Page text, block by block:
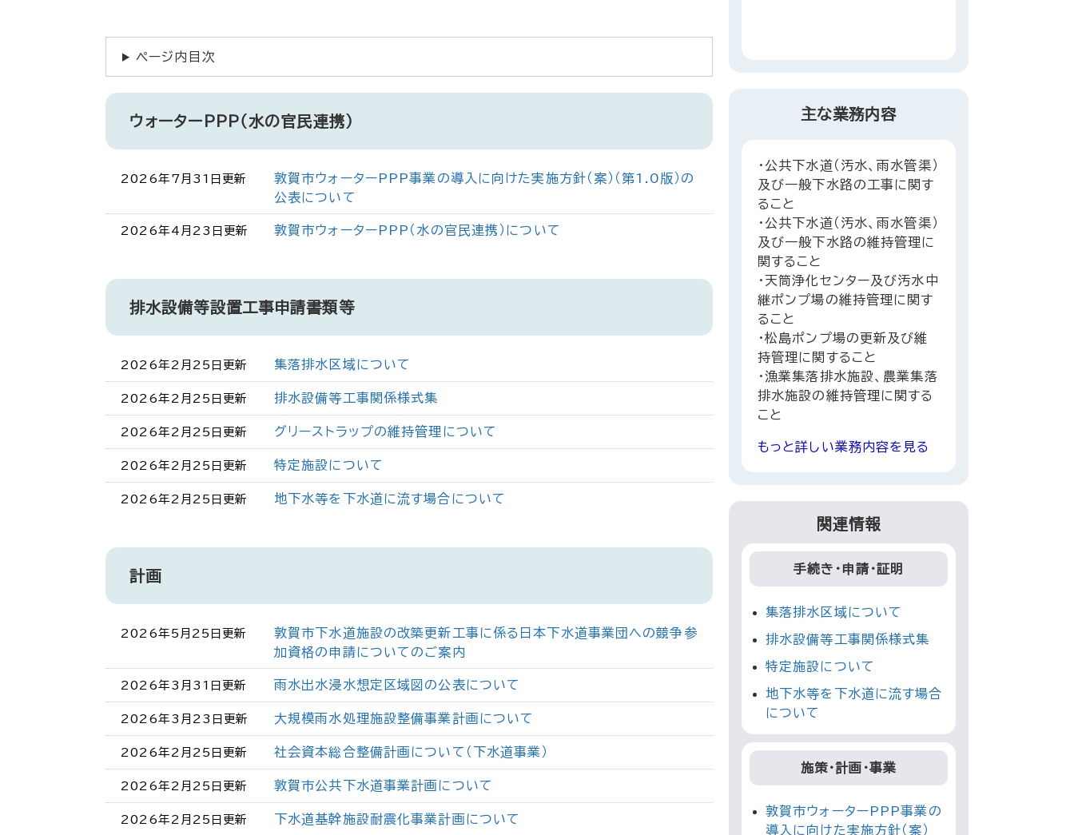
ページ内目次
ウォーターPPP（水の官民連携）
2026年7月31日更新
敦賀市ウォーターPPP事業の導入に向けた実施方針（案）（第1.0版）の
公表について
2026年4月23日更新 敦賀市ウォーターPPP（水の官民連携）について
排水設備等設置工事申請書類等
2026年2月25日更新 集落排水区域について
2026年2月25日更新 排水設備等工事関係様式集
2026年2月25日更新 グリーストラップの維持管理について
2026年2月25日更新 特定施設について
2026年2月25日更新 地下水等を下水道に流す場合について
計画
2026年5月25日更新
敦賀市下水道施設の改築更新工事に係る日本下水道事業団への競争参
加資格の申請についてのご案内
2026年3月31日更新 雨水出水浸水想定区域図の公表について
2026年3月23日更新 大規模雨水処理施設整備事業計画について
2026年2月25日更新 社会資本総合整備計画について（下水道事業）
2026年2月25日更新 敦賀市公共下水道事業計画について
2026年2月25日更新 下水道基幹施設耐震化事業計画について
主な業務内容
・公共下水道（汚水、雨水管渠）
及び一般下水路の工事に関す
ること
・公共下水道（汚水、雨水管渠）
及び一般下水路の維持管理に
関すること
・天筒浄化センター及び汚水中
継ポンプ場の維持管理に関す
ること
・松島ポンプ場の更新及び維
持管理に関すること
・漁業集落排水施設、農業集落
排水施設の維持管理に関する
こと
もっと詳しい業務内容を見る
関連情報
手続き・申請・証明
集落排水区域について
排水設備等工事関係様式集
特定施設について
地下水等を下水道に流す場合
について
施策・計画・事業
敦賀市ウォーターPPP事業の
導入に向けた実施方針（案）